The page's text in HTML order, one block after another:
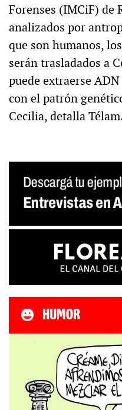
Forenses (IMCiF) de
analizados por
que son humanos,
serán trasladados a
puede extraerse
con el patrón
Cecilia, detalla
HUMOR